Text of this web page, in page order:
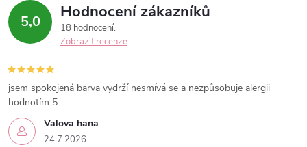
5,0 Hodnocení zákazníků
18 hodnocení
Zobrazit recenze
Valova hana
24.7.2026
jsem spokojená barva vydrží nesmívá se a nezpůsobuje alergii
hodnotím 5